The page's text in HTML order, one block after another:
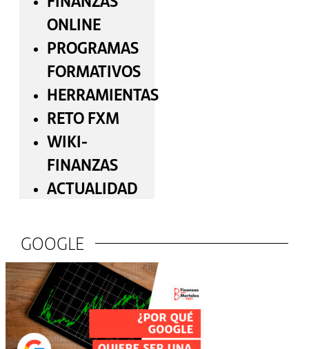
ONLINE
PROGRAMAS
FORMATIVOS
HERRAMIENTAS
RETO FXM
WIKI-
FINANZAS
ACTUALIDAD
GOOGLE